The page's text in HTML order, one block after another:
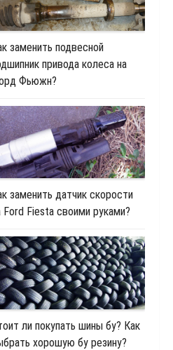
заменить подвесной
привода колеса на
Фьюжн?
заменить датчик скорости
Ford Fiesta своими руками?
ли покупать шины бу? Как
хорошую бу резину?